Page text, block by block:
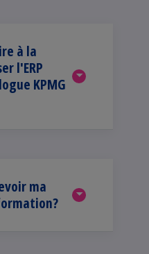
à la
l'ERP
KPMG
ma